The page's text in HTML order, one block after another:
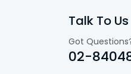
Talk To Us
Got
02-